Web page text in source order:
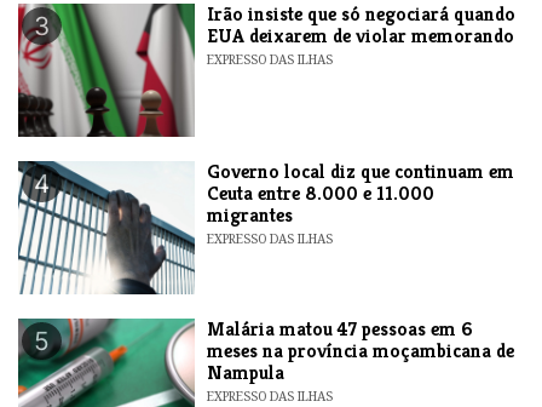
3
​Irão insiste que só negociará quando
EUA deixarem de violar memorando
EXPRESSO DAS ILHAS
4
​Governo local diz que continuam em
Ceuta entre 8.000 e 11.000
migrantes
EXPRESSO DAS ILHAS
5
​Malária matou 47 pessoas em 6
meses na província moçambicana de
Nampula
EXPRESSO DAS ILHAS